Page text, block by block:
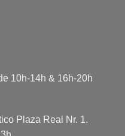
10h-14h & 16h-20h
Plaza Real Nr. 1.